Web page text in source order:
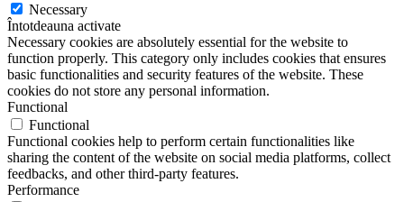
Necessary
Întotdeauna activate
Necessary cookies are absolutely essential for the website to
function properly. This category only includes cookies that ensures
basic functionalities and security features of the website. These
cookies do not store any personal information.
Functional
Functional
Functional cookies help to perform certain functionalities like
sharing the content of the website on social media platforms, collect
feedbacks, and other third-party features.
Performance